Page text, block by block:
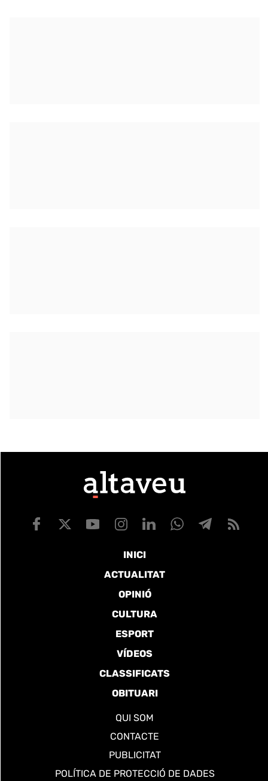
INICI
ACTUALITAT
OPINIÓ
CULTURA
ESPORT
VÍDEOS
CLASSIFICATS
OBITUARI
QUI SOM
CONTACTE
PUBLICITAT
POLÍTICA DE PROTECCIÓ DE DADES